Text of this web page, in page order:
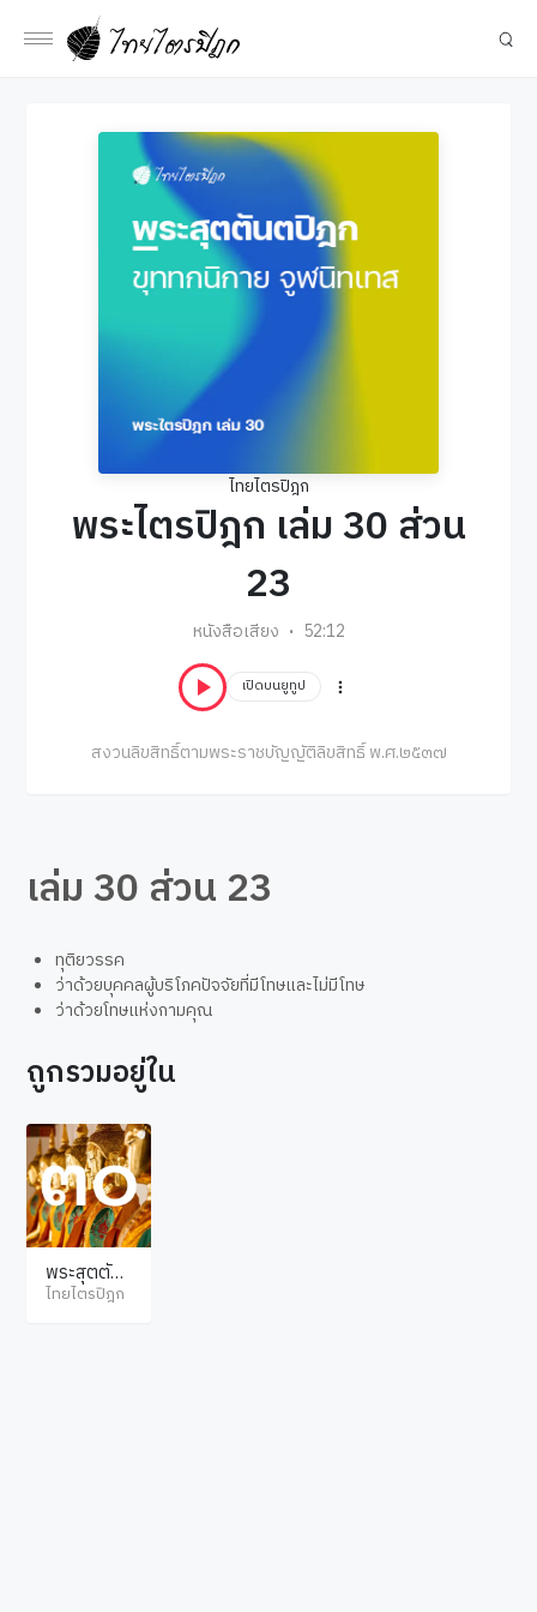
ไทยไตรปิฎก
พระไตรปิฎก เล่ม 30 ส่วน
23
หนังสือเสียง 52:12
เปิดบนยูทูป
สงวนลิขสิทธิ์ตามพระราชบัญญัติลิขสิทธิ์ พ.ศ.๒๕๓๗
เล่ม 30 ส่วน 23
ทุติยวรรค
ว่าด้วยบุคคลผู้บริโภคปัจจัยที่มีโทษและไม่มีโทษ
ว่าด้วยโทษแห่งกามคุณ
ถูกรวมอยู่ใน
พระสุตตัน
ตปิฎก ขุทท
ไทยไตรปิฎก